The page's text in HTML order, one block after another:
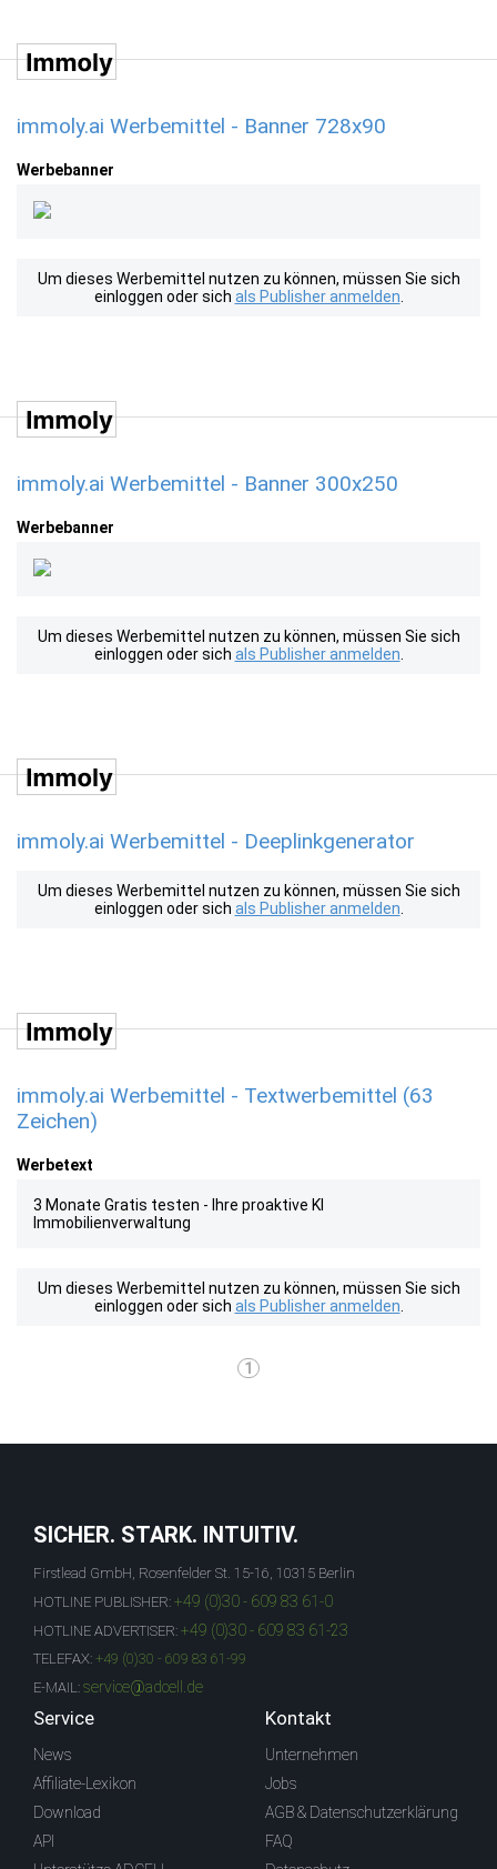
immoly.ai Werbemittel - Banner 728x90
Werbebanner
Um dieses Werbemittel nutzen zu können, müssen Sie sich
einloggen oder sich als Publisher anmelden
immoly.ai Werbemittel - Banner 300x250
Werbebanner
Um dieses Werbemittel nutzen zu können, müssen Sie sich
einloggen oder sich als Publisher anmelden
immoly.ai Werbemittel - Deeplinkgenerator
Um dieses Werbemittel nutzen zu können, müssen Sie sich
einloggen oder sich als Publisher anmelden
immoly.ai Werbemittel - Textwerbemittel (63
Zeichen)
Werbetext
3 Monate Gratis testen - Ihre proaktive KI
Immobilienverwaltung
Um dieses Werbemittel nutzen zu können, müssen Sie sich
einloggen oder sich als Publisher anmelden
1
SICHER. STARK. INTUITIV.
Firstlead GmbH, Rosenfelder St. 15-16, 10315 Berlin
HOTLINE PUBLISHER: +49 (0)30 - 609 83 61-0
HOTLINE ADVERTISER: +49 (0)30 - 609 83 61-23
TELEFAX: +49 (0)30 - 609 83 61-99
E-MAIL: service@adcell.de
Service
News
Affiliate-Lexikon
Download
API
Kontakt
Unternehmen
Jobs
AGB & Datenschutzerklärung
FAQ